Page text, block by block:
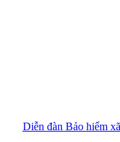
Diễn đàn Bảo hiểm